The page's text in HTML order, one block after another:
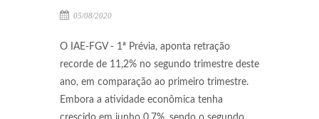
05/08/2020
O IAE-FGV - 1ª Prévia, aponta retração
recorde de 11,2% no segundo trimestre deste
ano, em comparação ao primeiro trimestre.
Embora a atividade econômica tenha